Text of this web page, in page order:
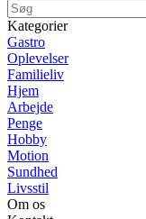
Kategorier
Gastro
Oplevelser
Familieliv
Hjem
Arbejde
Penge
Hobby
Motion
Sundhed
Livsstil
Om os